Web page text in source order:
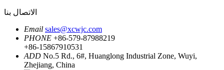
الاتصال بنا
Email sales@xcwjc.com
PHONE +86-579-87988219
+86-15867910531
ADD No.5 Rd., 6#, Huanglong Industrial Zone, Wuyi,
Zhejiang, China